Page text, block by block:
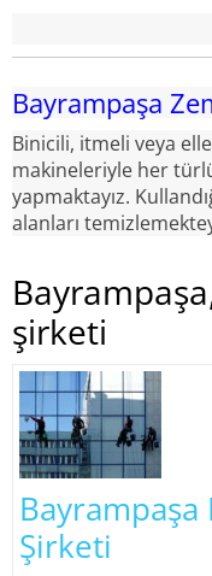
Bayrampaşa
Binicili, itmeli veya
makineleriyle her
yapmaktayız.
alanları
şirketi
Bayrampaşa
Şirketi